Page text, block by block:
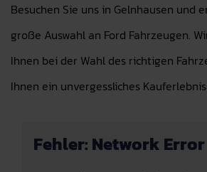
Besuchen Sie uns in Gelnhausen und
große Auswahl an Ford Fahrzeugen.
Ihnen bei der Wahl des richtigen
Ihnen ein unvergessliches
Fehler: Network Error